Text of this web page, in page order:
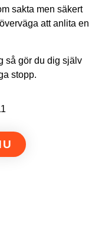
sakta men säkert
att anlita en
så gör du dig själv
stopp.